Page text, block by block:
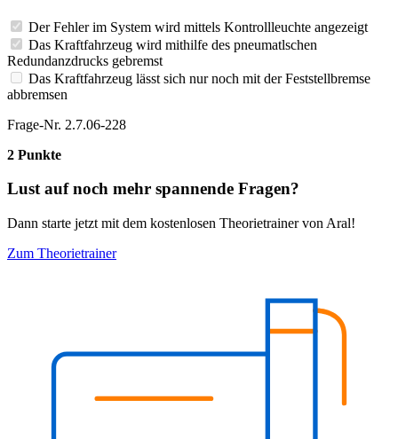
Der Fehler im System wird mittels Kontrollleuchte angezeigt
Das Kraftfahrzeug wird mithilfe des pneumatlschen
Redundanzdrucks gebremst
Das Kraftfahrzeug lässt sich nur noch mit der Feststellbremse
abbremsen
Frage-Nr. 2.7.06-228
2 Punkte
Lust auf noch mehr spannende Fragen?
Dann starte jetzt mit dem kostenlosen Theorietrainer von Aral!
Zum Theorietrainer